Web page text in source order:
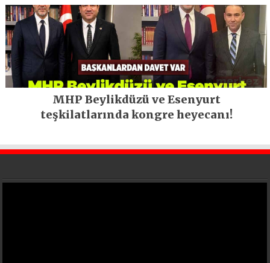
MHP Beylikdüzü ve Esenyurt
teşkilatlarında kongre heyecanı!